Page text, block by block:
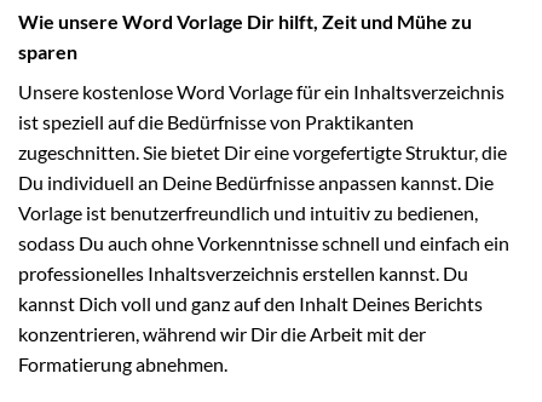
Wie unsere Word Vorlage Dir hilft, Zeit und Mühe zu
sparen
Unsere kostenlose Word Vorlage für ein Inhaltsverzeichnis
ist speziell auf die Bedürfnisse von Praktikanten
zugeschnitten. Sie bietet Dir eine vorgefertigte Struktur, die
Du individuell an Deine Bedürfnisse anpassen kannst. Die
Vorlage ist benutzerfreundlich und intuitiv zu bedienen,
sodass Du auch ohne Vorkenntnisse schnell und einfach ein
professionelles Inhaltsverzeichnis erstellen kannst. Du
kannst Dich voll und ganz auf den Inhalt Deines Berichts
konzentrieren, während wir Dir die Arbeit mit der
Formatierung abnehmen.